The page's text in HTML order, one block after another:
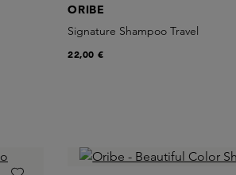
ORIBE
Signature Shampoo Travel
22,00 €